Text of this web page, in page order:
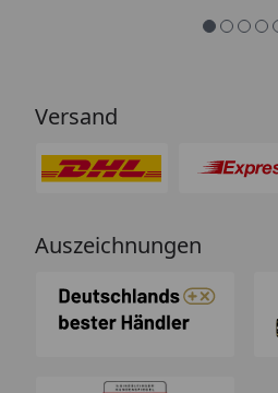
Versand
Auszeichnungen